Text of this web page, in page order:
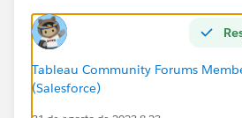
Tableau Community Forums
(Salesforce)